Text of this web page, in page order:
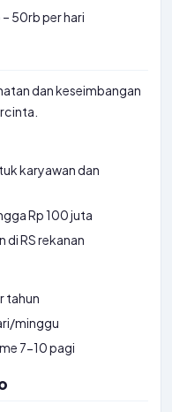
50rb per hari
dan keseimbangan
karyawan dan
Rp 100 juta
di RS rekanan
tahun
minggu
7-10 pagi